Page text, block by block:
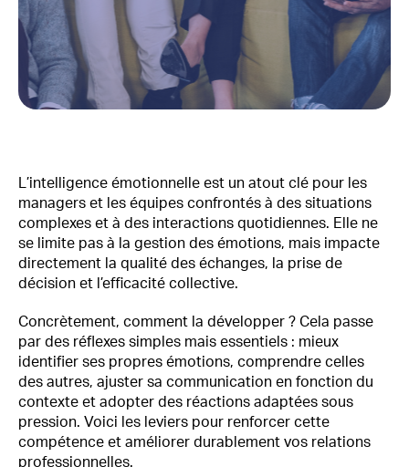
L’intelligence émotionnelle est un atout clé pour les
managers et les équipes confrontés à des situations
complexes et à des interactions quotidiennes. Elle ne
se limite pas à la gestion des émotions, mais impacte
directement la qualité des échanges, la prise de
décision et l’efficacité collective.
Concrètement, comment la développer ? Cela passe
par des réflexes simples mais essentiels : mieux
identifier ses propres émotions, comprendre celles
des autres, ajuster sa communication en fonction du
contexte et adopter des réactions adaptées sous
pression. Voici les leviers pour renforcer cette
compétence et améliorer durablement vos relations
professionnelles.